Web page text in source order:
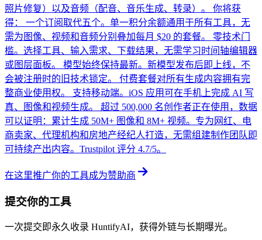
照片修复）以及音频（配音、音乐生成、转录）。 你将获
得： 一个订阅取代五个。单一积分余额通用于所有工具，无
需为图像、视频和音频分别叠加每月 $20 的套餐。 零技术门
槛。选择工具、输入需求、下载结果，无需学习时间轴编辑器
或图层面板。 模型始终保持最新。新模型发布后即上线，不
会被注册时的旧技术锁定。 付费套餐对所有生成内容拥有完
整商业使用权。 支持移动端。iOS 应用可在手机上完成 AI 写
真、图像和视频生成。 超过 500,000 名创作者正在使用，数据
可以证明：累计生成 50M+ 图像和 8M+ 视频。专为网红、电
商卖家、代理机构和房地产经纪人打造，无需组建制作团队即
可持续产出内容。Trustpilot 评分 4.7/5。
在这里推广你的工具成为赞助商
提交你的工具
一次提交即永久收录 HuntifyAI，获得外链与长期曝光。